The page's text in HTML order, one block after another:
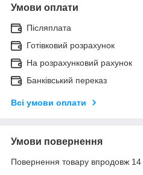
Умови оплати
Післяплата
Готівковий розрахунок
На розрахунковий рахунок
Банківський переказ
Всі умови оплати
Умови повернення
Повернення товару впродовж 14